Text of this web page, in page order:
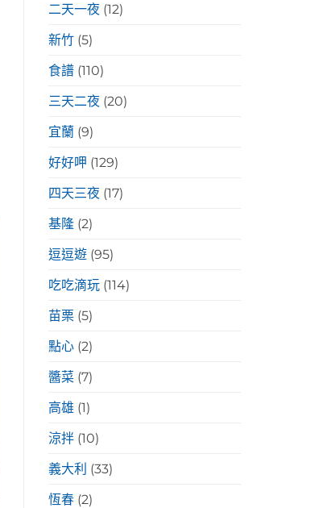
二天一夜 (12)
新竹 (5)
食譜 (110)
三天二夜 (20)
宜蘭 (9)
好好呷 (129)
四天三夜 (17)
基隆 (2)
逗逗遊 (95)
吃吃滴玩 (114)
苗栗 (5)
點心 (2)
醬菜 (7)
高雄 (1)
涼拌 (10)
義大利 (33)
恆春 (2)